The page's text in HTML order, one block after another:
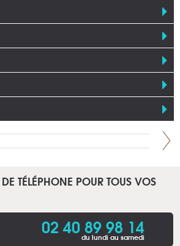
TÉLÉPHONE POUR TOUS VOS
02 40 89 98 14
du lundi au samedi